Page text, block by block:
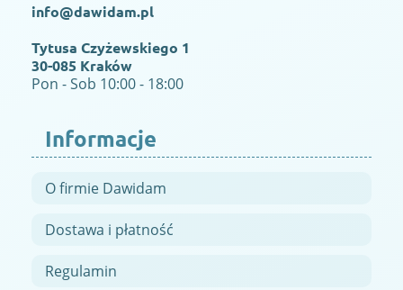
info@dawidam.pl
Tytusa Czyżewskiego 1
30-085 Kraków
Pon - Sob 10:00 - 18:00
Informacje
O firmie Dawidam
Dostawa i płatność
Regulamin